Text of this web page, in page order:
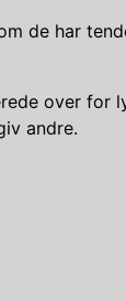
de har
over for
andre.